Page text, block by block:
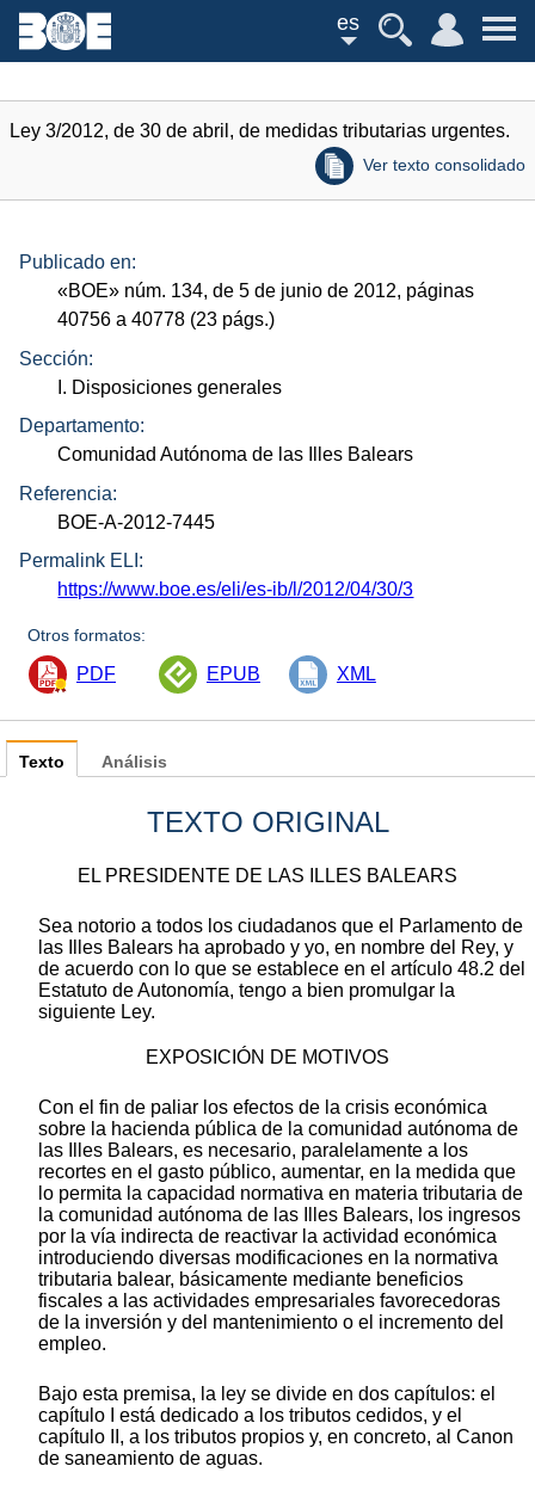
es
Ley 3/2012, de 30 de abril, de medidas tributarias urgentes.
Ver texto consolidado
Publicado en:
«BOE» núm. 134, de 5 de junio de 2012, páginas
40756 a 40778 (23 págs.)
Sección:
I. Disposiciones generales
Departamento:
Comunidad Autónoma de las Illes Balears
Referencia:
BOE-A-2012-7445
Permalink ELI:
https://www.boe.es/eli/es-ib/l/2012/04/30/3
Otros formatos:
PDF EPUB XML
Texto
TEXTO ORIGINAL
EL PRESIDENTE DE LAS ILLES BALEARS
Sea notorio a todos los ciudadanos que el Parlamento de
las Illes Balears ha aprobado y yo, en nombre del Rey, y
de acuerdo con lo que se establece en el artículo 48.2 del
Estatuto de Autonomía, tengo a bien promulgar la
siguiente Ley.
EXPOSICIÓN DE MOTIVOS
Con el fin de paliar los efectos de la crisis económica
sobre la hacienda pública de la comunidad autónoma de
las Illes Balears, es necesario, paralelamente a los
recortes en el gasto público, aumentar, en la medida que
lo permita la capacidad normativa en materia tributaria de
la comunidad autónoma de las Illes Balears, los ingresos
por la vía indirecta de reactivar la actividad económica
introduciendo diversas modificaciones en la normativa
tributaria balear, básicamente mediante beneficios
fiscales a las actividades empresariales favorecedoras
de la inversión y del mantenimiento o el incremento del
empleo.
Bajo esta premisa, la ley se divide en dos capítulos: el
capítulo I está dedicado a los tributos cedidos, y el
capítulo II, a los tributos propios y, en concreto, al Canon
de saneamiento de aguas.
Análisis